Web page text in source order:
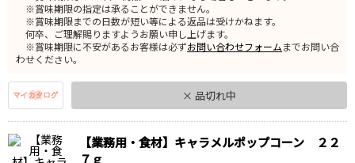
※賞味期限の指定は承ることができません。
※賞味期限までの日数が短い等による返品は受けかねます。
何卒、ご理解賜りますようお願い申し上げます。
※賞味期限に不安があるお客様は必ずお問い合わせフォームまでお問い合
わせください。
× 品切れ中
【業務用・食材】キャラメルポップコーン ２２
７ｇ